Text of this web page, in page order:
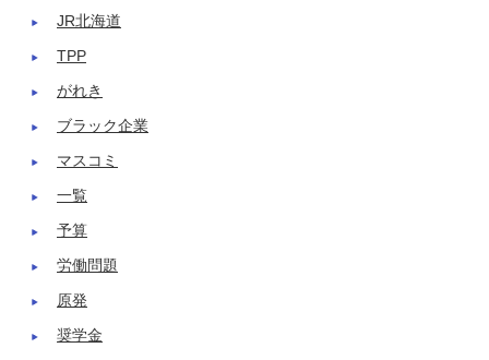
JR北海道
TPP
がれき
ブラック企業
マスコミ
一覧
予算
労働問題
原発
奨学金